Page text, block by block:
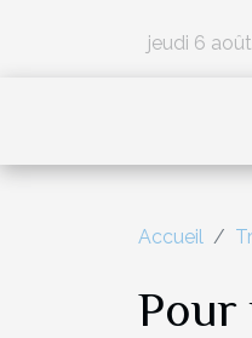
jeudi 6
Accueil
Pour